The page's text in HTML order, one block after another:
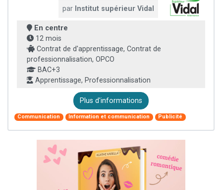
par Institut supérieur Vidal
En centre
12 mois
Contrat de d'apprentissage, Contrat de
professionnalisation, OPCO
BAC+3
Apprentissage, Professionnalisation
Plus d'informations
Communication Information et communication Publicité